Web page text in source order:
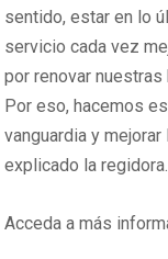
sentido, estar en lo
servicio cada vez
por renovar
Por eso, hacemos
vanguardia y
explicado la regidora.
Acceda a más